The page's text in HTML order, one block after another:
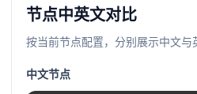
节点中英文对比
按当前节点配置，分别展示中文与
中文节点